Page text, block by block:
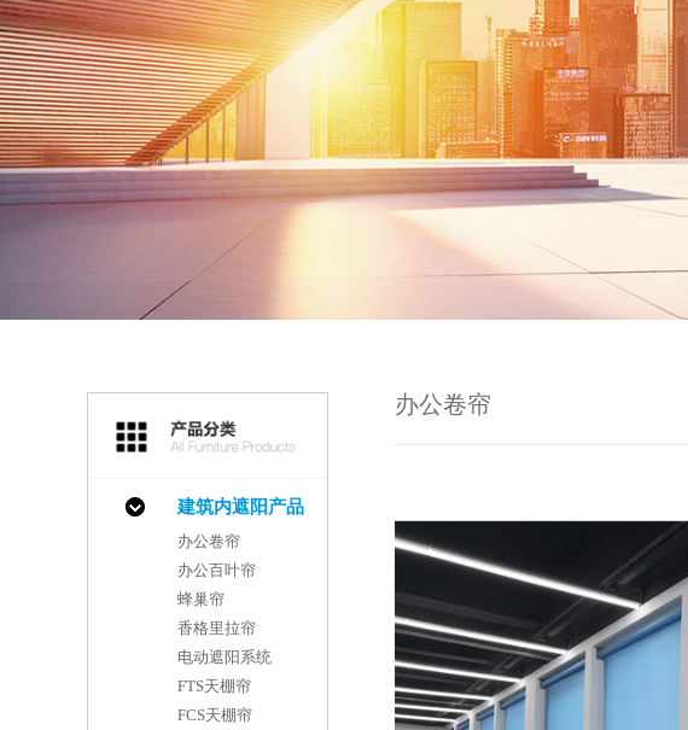
建筑内遮阳产品
办公卷帘
办公百叶帘
蜂巢帘
香格里拉帘
电动遮阳系统
FTS天棚帘
FCS天棚帘
办公卷帘